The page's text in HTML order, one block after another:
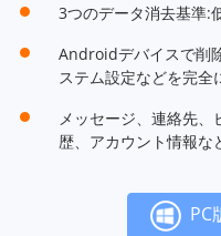
3つのデータ消去基準:
Androidデバイスで削
ステム設定などを完全
メッセージ、連絡先
歴、アカウント情報な
PC